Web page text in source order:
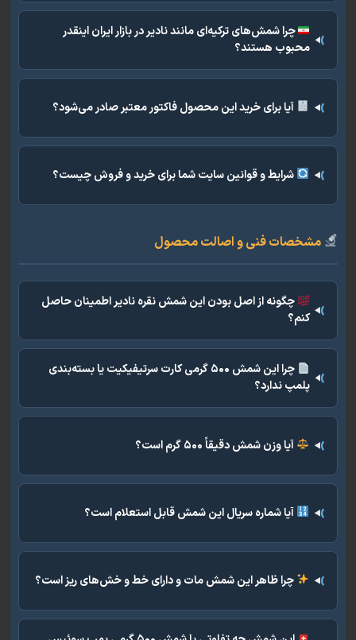
چرا شمش‌های ترکیه‌ای مانند نادیر در بازار ایران اینقدر
محبوب هستند؟
آیا برای خرید این محصول فاکتور معتبر صادر می‌شود؟
شرایط و قوانین سایت شما برای خرید و فروش چیست؟
فنی و اصالت محصول
چگونه از اصل بودن این شمش نقره نادیر اطمینان حاصل
چرا این شمش ۵۰۰ گرمی کارت سرتیفیکیت یا بسته‌بندی
پلمپ ندارد؟
آیا وزن شمش دقیقاً ۵۰۰ گرم است؟
آیا شماره سریال این شمش قابل استعلام است؟
چرا ظاهر این شمش مات و دارای خط و خش‌های ریز است؟